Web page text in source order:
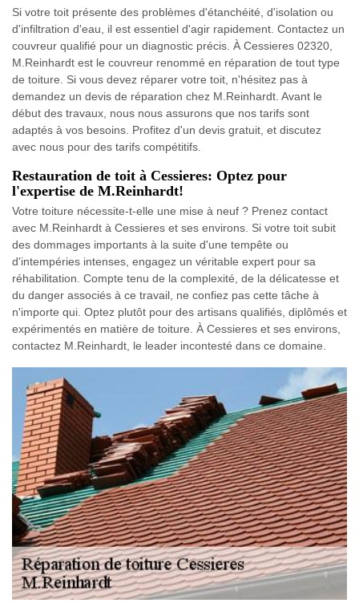
Si votre toit présente des problèmes d'étanchéité, d'isolation ou
d'infiltration d'eau, il est essentiel d'agir rapidement. Contactez un
couvreur qualifié pour un diagnostic précis. À Cessieres 02320,
M.Reinhardt est le couvreur renommé en réparation de tout type
de toiture. Si vous devez réparer votre toit, n'hésitez pas à
demandez un devis de réparation chez M.Reinhardt. Avant le
début des travaux, nous nous assurons que nos tarifs sont
adaptés à vos besoins. Profitez d'un devis gratuit, et discutez
avec nous pour des tarifs compétitifs.
Restauration de toit à Cessieres: Optez pour
l'expertise de M.Reinhardt!
Votre toiture nécessite-t-elle une mise à neuf ? Prenez contact
avec M.Reinhardt à Cessieres et ses environs. Si votre toit subit
des dommages importants à la suite d'une tempête ou
d'intempéries intenses, engagez un véritable expert pour sa
réhabilitation. Compte tenu de la complexité, de la délicatesse et
du danger associés à ce travail, ne confiez pas cette tâche à
n'importe qui. Optez plutôt pour des artisans qualifiés, diplômés et
expérimentés en matière de toiture. À Cessieres et ses environs,
contactez M.Reinhardt, le leader incontesté dans ce domaine.